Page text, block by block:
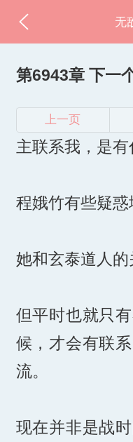
无
第6943章 下一
上一页
主联系我，是有
程娥竹有些疑惑
她和玄泰道人的
但平时也就只
候，才会有联
流。
现在并非是战